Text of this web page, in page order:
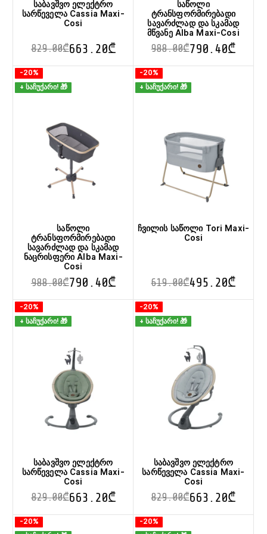
საბავშვო ელექტრო
სარწეველა Cassia Maxi-
Cosi
829.00₾663.20₾
This
The
options
may
be
chosen
on
the
product
საწოლი
ტრანსფორმირებადი
სავარძლად და სკამად
მწვანე Alba Maxi-Cosi
988.00₾790.40₾
This
options
may
be
chosen
on
product
-20%
+ საჩუქარი! 🎁
საწოლი
ტრანსფორმირებადი
სავარძლად და სკამად
ნაცრისფერი Alba Maxi-
Cosi
988.00₾790.40₾
This
variants.
The
options
may
be
chosen
on
the
product
-20%
+ საჩუქარი! 🎁
ჩვილის საწოლი Tori Maxi-
Cosi
619.00₾495.20₾
This
variants.
The
options
may
be
chosen
on
the
product
-20%
+ საჩუქარი! 🎁
საბავშვო ელექტრო
სარწეველა Cassia Maxi-
Cosi
829.00₾663.20₾
This
-20%
+ საჩუქარი! 🎁
საბავშვო ელექტრო
სარწეველა Cassia Maxi-
Cosi
829.00₾663.20₾
This
-20%
-20%